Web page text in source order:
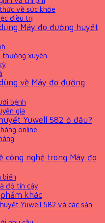
về sức khỏe
điều trị
Máy đo đường huyết
thường xuyên
về Máy đo đường
bệnh
gia
Yuwell 582 ở đâu?
online
công nghệ trong Máy đo
biến
độ tin cậy
khác
Yuwell 582 và các sản